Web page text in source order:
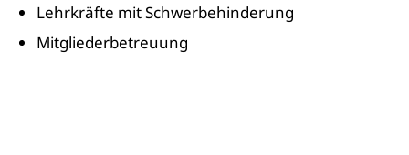
Lehrkräfte mit Schwerbehinderung
Mitgliederbetreuung